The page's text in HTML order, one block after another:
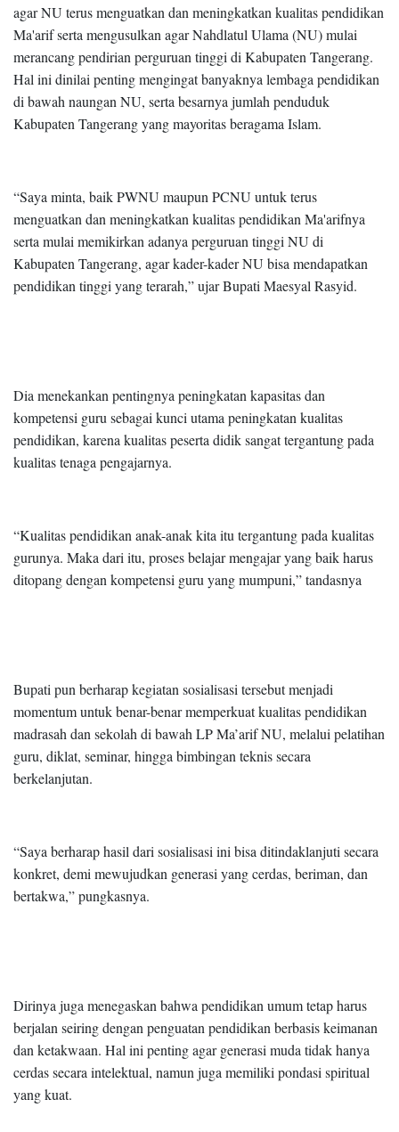
agar NU terus menguatkan dan meningkatkan kualitas pendidikan
Ma'arif serta mengusulkan agar Nahdlatul Ulama (NU) mulai
merancang pendirian perguruan tinggi di Kabupaten Tangerang.
Hal ini dinilai penting mengingat banyaknya lembaga pendidikan
di bawah naungan NU, serta besarnya jumlah penduduk
Kabupaten Tangerang yang mayoritas beragama Islam.
“Saya minta, baik PWNU maupun PCNU untuk terus
menguatkan dan meningkatkan kualitas pendidikan Ma'arifnya
serta mulai memikirkan adanya perguruan tinggi NU di
Kabupaten Tangerang, agar kader-kader NU bisa mendapatkan
pendidikan tinggi yang terarah,” ujar Bupati Maesyal Rasyid.
Dia menekankan pentingnya peningkatan kapasitas dan
kompetensi guru sebagai kunci utama peningkatan kualitas
pendidikan, karena kualitas peserta didik sangat tergantung pada
kualitas tenaga pengajarnya.
“Kualitas pendidikan anak-anak kita itu tergantung pada kualitas
gurunya. Maka dari itu, proses belajar mengajar yang baik harus
ditopang dengan kompetensi guru yang mumpuni,” tandasnya
Bupati pun berharap kegiatan sosialisasi tersebut menjadi
momentum untuk benar-benar memperkuat kualitas pendidikan
madrasah dan sekolah di bawah LP Ma’arif NU, melalui pelatihan
guru, diklat, seminar, hingga bimbingan teknis secara
berkelanjutan.
“Saya berharap hasil dari sosialisasi ini bisa ditindaklanjuti secara
konkret, demi mewujudkan generasi yang cerdas, beriman, dan
bertakwa,” pungkasnya.
Dirinya juga menegaskan bahwa pendidikan umum tetap harus
berjalan seiring dengan penguatan pendidikan berbasis keimanan
dan ketakwaan. Hal ini penting agar generasi muda tidak hanya
cerdas secara intelektual, namun juga memiliki pondasi spiritual
yang kuat.